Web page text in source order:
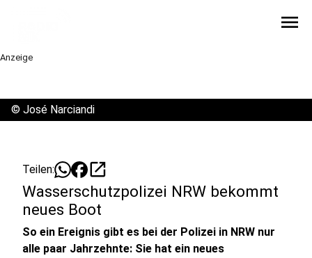
menu
Anzeige
© José Narciandi
Teilen: open_in_new
Wasserschutzpolizei NRW bekommt
neues Boot
So ein Ereignis gibt es bei der Polizei in NRW nur
alle paar Jahrzehnte: Sie hat ein neues